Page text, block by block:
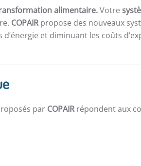
alimentaire.Votre
COPAIRpropose des nouveaux
et diminuant les coûts
par COPAIRrépondent aux